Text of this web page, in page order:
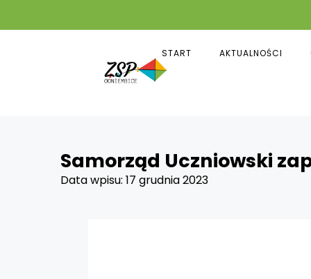
START AKTUALNOŚCI
Samorząd Uczniowski
Data wpisu:17 grudnia 2023